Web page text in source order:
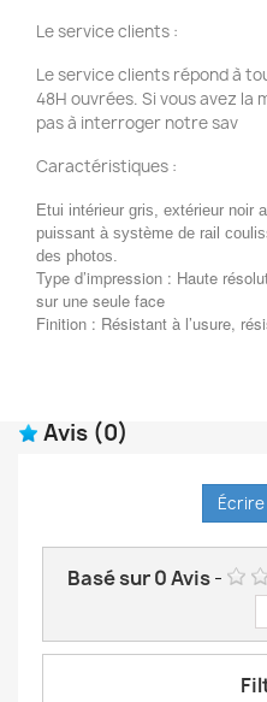
Le service clients :
Le service clients répond à
48H ouvrées. Si vous avez la
pas à interroger notre sav
Caractéristiques :
Etui intérieur gris, extérieur noir
puissant à système de rail
des photos.
Type d’impression : Haute
sur une seule face
Finition : Résistant à l’usure,
Avis (0)
Écrire
Basé sur0Avis-